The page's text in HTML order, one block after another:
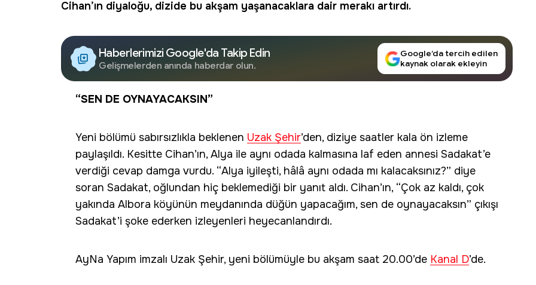
Cihan’ın diyaloğu, dizide bu akşam yaşanacaklara dair merakı artırdı.
Haberlerimizi Google'da Takip Edin
Gelişmelerden anında haberdar olun.
Google’da tercih edilen
kaynak olarak ekleyin
“SEN DE OYNAYACAKSIN”
Yeni bölümü sabırsızlıkla beklenen Uzak Şehir’den, diziye saatler kala ön izleme
paylaşıldı. Kesitte Cihan’ın, Alya ile aynı odada kalmasına laf eden annesi Sadakat’e
verdiği cevap damga vurdu. “Alya iyileşti, hâlâ aynı odada mı kalacaksınız?” diye
soran Sadakat, oğlundan hiç beklemediği bir yanıt aldı. Cihan’ın, “Çok az kaldı, çok
yakında Albora köyünün meydanında düğün yapacağım, sen de oynayacaksın” çıkışı
Sadakat’i şoke ederken izleyenleri heyecanlandırdı.
AyNa Yapım imzalı Uzak Şehir, yeni bölümüyle bu akşam saat 20.00’de Kanal D’de.